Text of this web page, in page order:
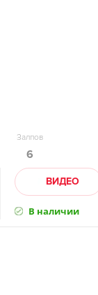
Залпов
6
ВИДЕО
В наличии